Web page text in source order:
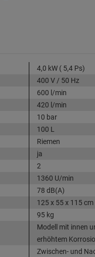
4,0 kW ( 5,4 Ps)
400 V / 50 Hz
600 l/min
420 l/min
10 bar
100 L
Riemen
ja
2
1360 U/min
78 dB(A)
125 x 55 x 115 cm
95 kg
Modell mit innen
erhöhtem
Zwischen- und